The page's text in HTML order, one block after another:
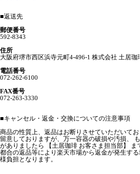
■返送先
郵便番号
592-8343
住所
大阪府堺市西区浜寺元町4-496-1 株式会社 土居珈
電話番号
072-262-6100
FAX番号
072-263-3330
■キャンセル・返金・交換についての注意事項
商品の性質上、返品はお断りさせていただいて
留意しておりますが、万一容器の破損や汚損、
がありましたら 【土居珈琲 お客さま担当部】 ま
都合の返品等により楽天市場から返金が発生す
様負担となります。